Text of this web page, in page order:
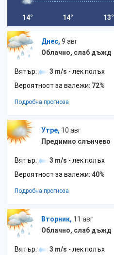
14° 14° 13°
Днес, 9 авг
Облачно, слаб дъжд
Вятър: 3 m/s - лек полъх
Вероятност за валежи: 72%
Подробна прогноза
Утре, 10 авг
Предимно слънчево
Вятър: 3 m/s - лек полъх
Вероятност за валежи: 40%
Подробна прогноза
Вторник, 11 авг
Облачно, слаб дъжд
Вятър: 3 m/s - лек полъх